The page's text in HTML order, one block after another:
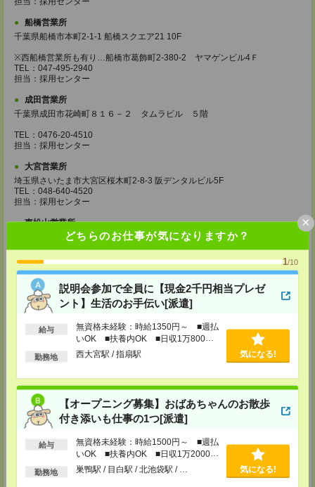
どちらのお仕事が気になりますか？
1/10
説明会参加で全員に【現金2千円相当プレゼ
ント】生活のお手伝い[派遣]
給与
無資格未経験：時給1350円～ ■週払
いOK ■扶養内OK ■日収1万800円
以上
勤務地 西大宮駅 / 指扇駅 気になる!
【オープニング募集】おばあちゃんのお散歩
付き添いも仕事の1つ[派遣]
給与
無資格未経験：時給1500円～ ■週払
いOK ■扶養内OK ■日収1万2000円
以上
勤務地 巣鴨駅 / 目白駅 / 北池袋駅 / … 気になる!
×
船橋営業所
千葉県船橋市本町2-1-1 船橋スクエア21 10F
※西船橋営業所も有り…船橋市葛飾町2-380-2 ヤマゲンビル4Ｆ
TEL：047-495-2940
担当：採用センター
成田営業所
千葉県成田市花崎町８１６－２ タムラビル ５階
TEL：0476-20-4510
担当：採用センター
大宮営業所
埼玉県さいたま市大宮区桜木町2-8-3 阪デンタルビル5F
TEL：048-640-4520
担当：採用センター
東松山営業所
埼玉県松山市箭弓町1-6-1 ZONA1 3F
※川越営業所もあり…埼玉県川越市脇田本町11-1 川越シティービル6F
TEL：0493-21-4510
担当：採用センター
越谷営業所
埼玉県越谷市南越谷1-16-8 イーストサンビル5 5F
TEL：048-990-4510
担当：採用センター
錦糸町営業所
TEL：03-5669-4522
担当：採用センター
新宿営業所
〒160－0023
新宿区西新宿1-8-1
新宿ビルディング5Ｆ
TEL：03-6911-4510
担当：採用センター